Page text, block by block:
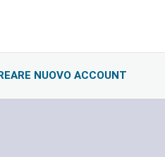
NUOVO ACCOUNT